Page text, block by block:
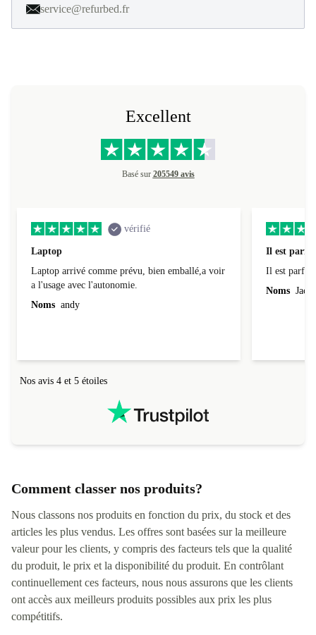
service@refurbed.fr
Excellent
Basé sur 205549 avis
vérifié
Laptop
Laptop arrivé comme prévu, bien emballé,a voir
a l'usage avec l'autonomie.
Noms andy
Il est
Il est parfait
Noms
Nos avis 4 et 5 étoiles
Comment classer nos produits?
Nous classons nos produits en fonction du prix, du stock et des
articles les plus vendus. Les offres sont basées sur la meilleure
valeur pour les clients, y compris des facteurs tels que la qualité
du produit, le prix et la disponibilité du produit. En contrôlant
continuellement ces facteurs, nous nous assurons que les clients
ont accès aux meilleurs produits possibles aux prix les plus
compétitifs.